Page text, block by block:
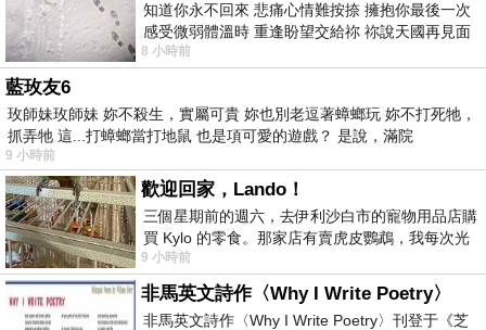
知道你永不回來 悲痛心情難按捺 擁抱你最後一次
感受微弱體溫時 重逢盼望交給祢 祢說天國再見面
此刻忍淚說別離 他日靈魂再
8 小時前
藍玫友6
玫師妹玫師妹 妳不殺生，實屬可貴 妳也別老逗著蟑螂玩 妳不打死牠，
抓弄牠 這...打蟑螂當打地鼠 也是項可愛的遊戲？ 是說，滿院
9 小時前
歡迎回家，Lando！
三個星期前的週六，去伊利沙白市的寵物用品店購
買 Kylo 的零食。那家店有賣虎皮鸚鵡，我每次光
顧都會去看一下。他們偶爾會引進 C
9 小時前
非馬英文詩作〈Why I Write Poetry〉
非馬英文詩作〈Why I Write Poetry〉刊登于《芝